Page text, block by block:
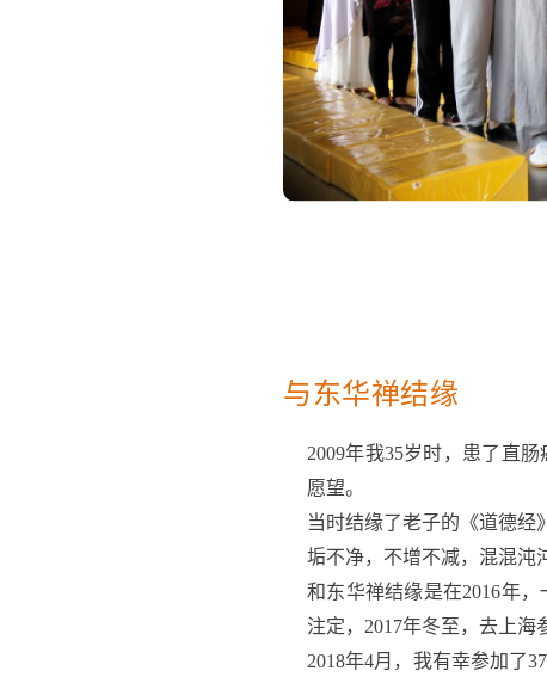
与东华禅结缘
2009年我35岁时，患了直
愿望。
当时结缘了老子的《道德经
垢不净，不增不减，混混沌
和东华禅结缘是在2016年
注定，2017年冬至，去上海
2018年4月，我有幸参加了